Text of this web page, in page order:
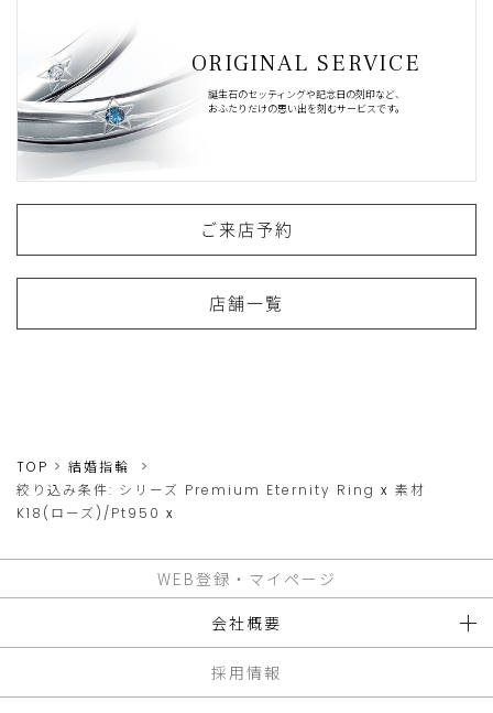
ORIGINAL SERVICE
誕生石のセッティングや記念日の刻印など、
おふたりだけの思い出を刻むサービスです。
ご来店予約
店舗一覧
TOP
結婚指輪
絞り込み条件: シリーズ Premium Eternity Ring x 素材
K18(ローズ)/Pt950 x
WEB登録・マイページ
会社概要
採用情報